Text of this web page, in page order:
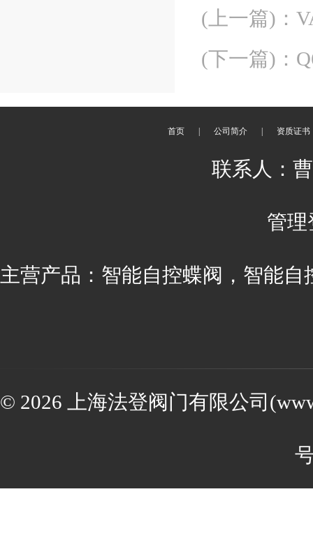
(上一篇) ：
(下一篇) ：
首页 公司简介 资质证书
联系人：
管理
主营产品：智能自控蝶阀，智能
© 2026 上海法登阀门有限公司